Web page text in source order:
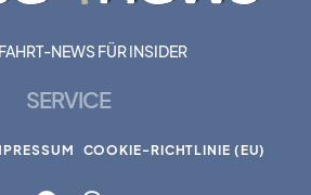
NEWS FÜR INSIDER
SERVICE
COOKIE-RICHTLINIE (EU)